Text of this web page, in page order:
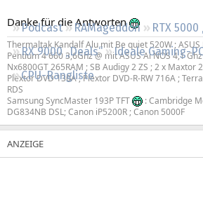
Podcast RAMageddon
RTX 5000
RX 9000 „Deals“
Ideale Gaming-
CPU-Rangliste
Danke für die Antworten
Thermaltak Kandalf Alu mit Be quiet 520W ; ASUS
Pentium 4 660 3,6Ghz @ mit ASUS Ai NOS 4,1
Nx6800GT 265RAM ; SB Audigy 2 ZS ; 2 x Maxtor
Plextor DVD 130A ; Plextor DVD-R-RW 716A ;
RDS
Samsung SyncMaster 193P TFT
: Cambridge
DG834NB DSL; Canon iP5200R ; Canon 5000F